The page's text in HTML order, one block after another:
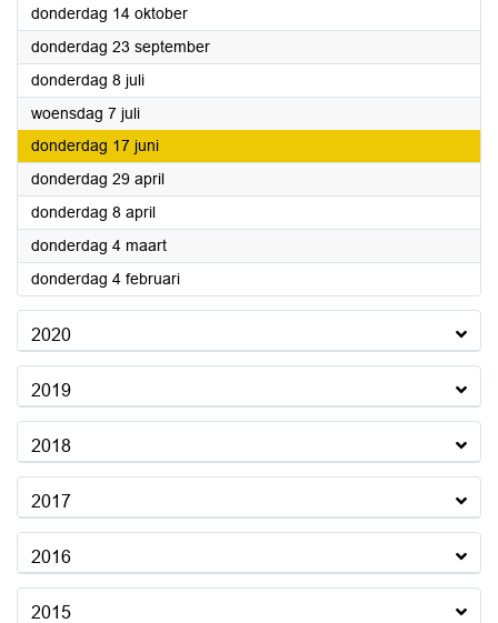
donderdag 14 oktober2021
donderdag 23 september2021
donderdag 8 juli2021
woensdag 7 juli2021
donderdag 17 juni2021
donderdag 29 april2021
donderdag 8 april2021
donderdag 4 maart2021
donderdag 4 februari2021
2020
2019
2018
2017
2016
2015